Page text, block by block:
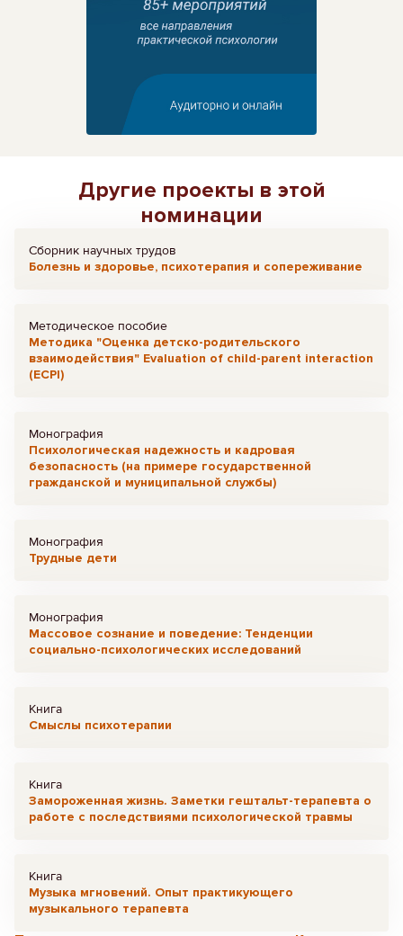
Другие проекты в этой
номинации
Сборник научных трудов
Болезнь и здоровье, психотерапия и сопереживание
Методическое пособие
Методика "Оценка детско-родительского
взаимодействия" Evaluation of child-parent interaction
(ECPI)
Монография
Психологическая надежность и кадровая
безопасность (на примере государственной
гражданской и муниципальной службы)
Монография
Трудные дети
Монография
Массовое сознание и поведение: Тенденции
социально-психологических исследований
Книга
Смыслы психотерапии
Книга
Замороженная жизнь. Заметки гештальт-терапевта о
работе с последствиями психологической травмы
Книга
Музыка мгновений. Опыт практикующего
музыкального терапевта